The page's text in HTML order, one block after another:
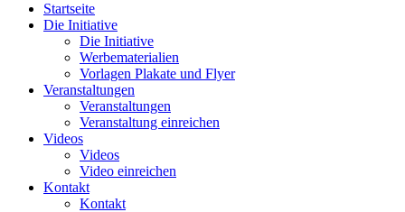
Startseite
Die Initiative
Die Initiative
Werbematerialien
Vorlagen Plakate und Flyer
Veranstaltungen
Veranstaltungen
Veranstaltung einreichen
Videos
Videos
Video einreichen
Kontakt
Kontakt